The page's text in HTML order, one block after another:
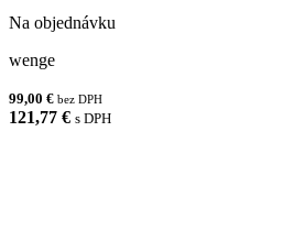
Na objednávku
wenge
99,00 € bez DPH
121,77 € s DPH